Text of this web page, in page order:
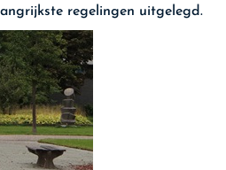
regelingen uitgelegd.